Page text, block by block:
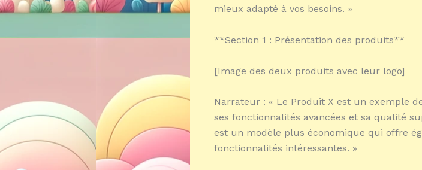
mieux adapté à vos besoins. »
**Section 1 : Présentation des produits**
[Image des deux produits avec leur logo]
Narrateur : « Le Produit X est un exemple
ses fonctionnalités avancées et sa qualité
est un modèle plus économique qui offre
fonctionnalités intéressantes. »